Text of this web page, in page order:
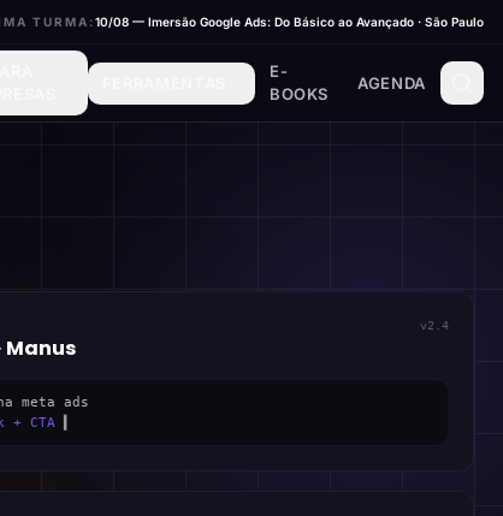
TURMA:10/08 — Imersão Google Ads: Do Básico ao Avançado · São Paulo
E-
BOOKS
AGENDA
Manus
v2.4
meta ads
+ CTA